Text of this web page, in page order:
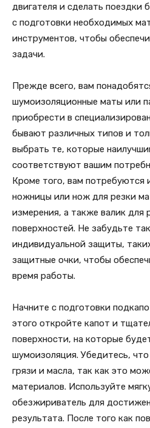
двигателя и сделать поездки
с подготовки необходимых
инструментов, чтобы
задачи.
Прежде всего, вам
шумоизоляционные маты или
приобрести в
бывают различных типов и
выбрать те, которые
соответствуют вашим
Кроме того, вам потребуются
ножницы или нож для резки
измерения, а также валик для
поверхностей. Не забудьте
индивидуальной защиты,
защитные очки, чтобы
время работы.
Начните с подготовки
этого откройте капот и
поверхности, на которые
шумоизоляция. Убедитесь,
грязи и масла, так как это
материалов. Используйте
обезжириватель для
результата. После того как